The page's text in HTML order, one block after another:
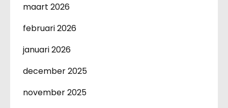
maart 2026
februari 2026
januari 2026
december 2025
november 2025